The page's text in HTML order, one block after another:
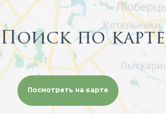
Поиск по карте
Посмотреть на карте